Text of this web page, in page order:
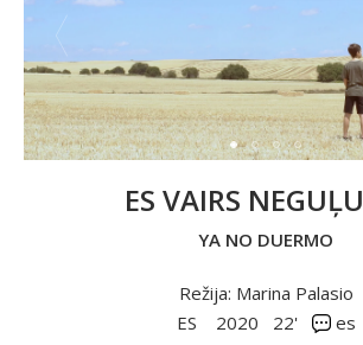
ES VAIRS NEGUĻU
YA NO DUERMO
Režija: Marina Palasio
ES
2020 22' es